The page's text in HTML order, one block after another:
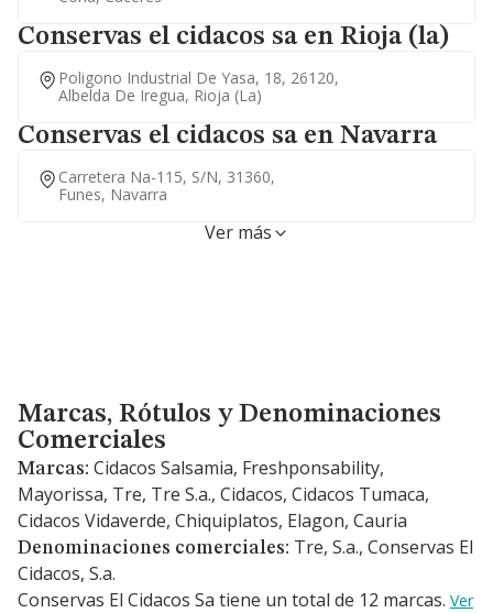
Conservas el cidacos sa en Rioja (la)
Poligono Industrial De Yasa, 18, 26120,
Albelda De Iregua, Rioja (la)
Conservas el cidacos sa en Navarra
Carretera Na-115, S/n, 31360,
Funes, Navarra
Ver más
Marcas, Rótulos y Denominaciones Comerciales
Marcas, Rótulos y Denominaciones
Comerciales
Marcas: Cidacos Salsamia, Freshponsability,
Mayorissa, Tre, Tre S.a., Cidacos, Cidacos Tumaca,
Cidacos Vidaverde, Chiquiplatos, Elagon, Cauria
Denominaciones comerciales: Tre, S.a., Conservas El
Cidacos, S.a.
Conservas El Cidacos Sa tiene un total de 12 marcas. Ver